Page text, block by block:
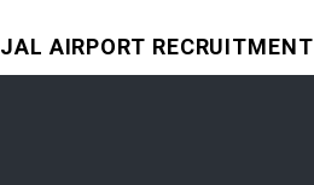
JAL AIRPORT RECRUITMENT